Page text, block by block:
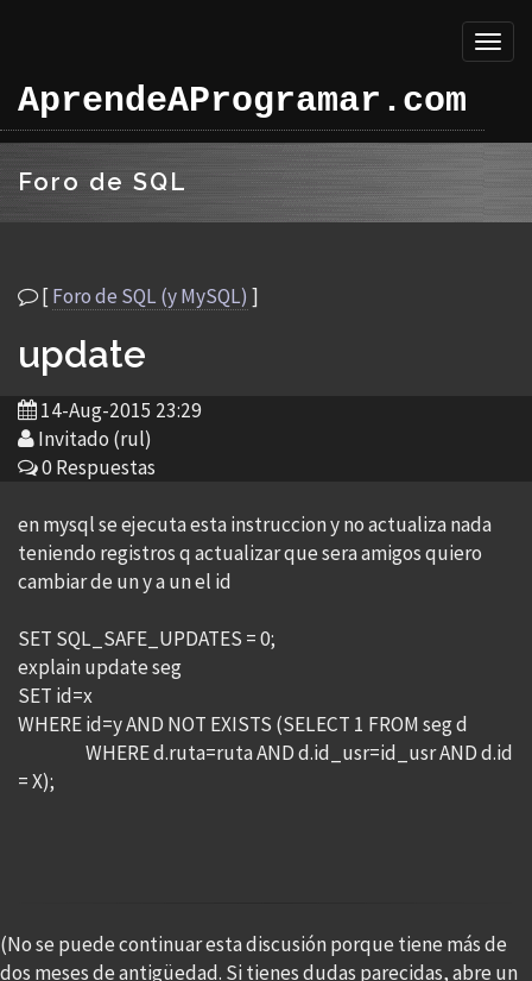
AprendeAProgramar.com
Foro de SQL
[Foro de SQL (y MySQL) ]
update
14-Aug-2015 23:29
Invitado (rul)
0 Respuestas
en mysql se ejecuta esta instruccion y no actualiza nada
teniendo registros q actualizar que sera amigos quiero
cambiar de un y a un el id
SET SQL_SAFE_UPDATES = 0;
explain update seg
SET id=x
WHERE id=y AND NOT EXISTS (SELECT 1 FROM seg d
WHERE d.ruta=ruta AND d.id_usr=id_usr AND d.id
= X);
(No se puede continuar esta discusión porque tiene más de
dos meses de antigüedad. Si tienes dudas parecidas, abre un